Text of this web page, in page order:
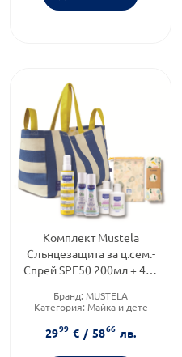
Комплект Mustela
Слънцезащита за ц.сем.-
Спрей SPF50 200мл + 4бр
плаж +Кърпа
Бранд: MUSTELA
Категория: Майка и дете
2999 € / 5866 лв.